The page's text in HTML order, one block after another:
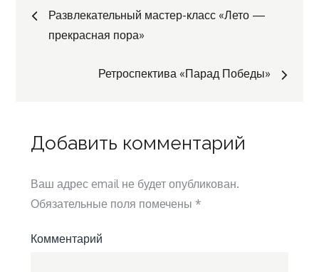
Навигация
Развлекательный мастер-класс «Лето —
прекрасная пора»
Ретроспектива «Парад Победы»
Добавить комментарий
Ваш адрес email не будет опубликован.
Обязательные поля помечены *
Комментарий